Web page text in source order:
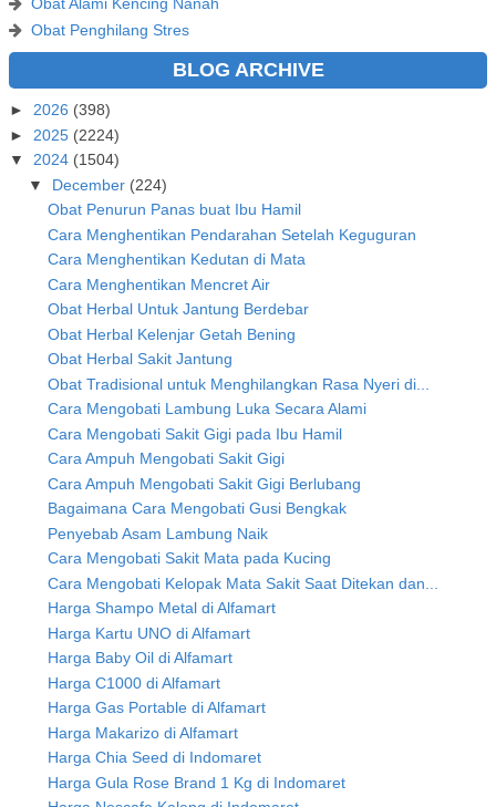
Obat Alami Kencing Nanah
Obat Penghilang Stres
BLOG ARCHIVE
► 2026 (398)
► 2025 (2224)
▼ 2024 (1504)
▼ December (224)
Obat Penurun Panas buat Ibu Hamil
Cara Menghentikan Pendarahan Setelah Keguguran
Cara Menghentikan Kedutan di Mata
Cara Menghentikan Mencret Air
Obat Herbal Untuk Jantung Berdebar
Obat Herbal Kelenjar Getah Bening
Obat Herbal Sakit Jantung
Obat Tradisional untuk Menghilangkan Rasa Nyeri di...
Cara Mengobati Lambung Luka Secara Alami
Cara Mengobati Sakit Gigi pada Ibu Hamil
Cara Ampuh Mengobati Sakit Gigi
Cara Ampuh Mengobati Sakit Gigi Berlubang
Bagaimana Cara Mengobati Gusi Bengkak
Penyebab Asam Lambung Naik
Cara Mengobati Sakit Mata pada Kucing
Cara Mengobati Kelopak Mata Sakit Saat Ditekan dan...
Harga Shampo Metal di Alfamart
Harga Kartu UNO di Alfamart
Harga Baby Oil di Alfamart
Harga C1000 di Alfamart
Harga Gas Portable di Alfamart
Harga Makarizo di Alfamart
Harga Chia Seed di Indomaret
Harga Gula Rose Brand 1 Kg di Indomaret